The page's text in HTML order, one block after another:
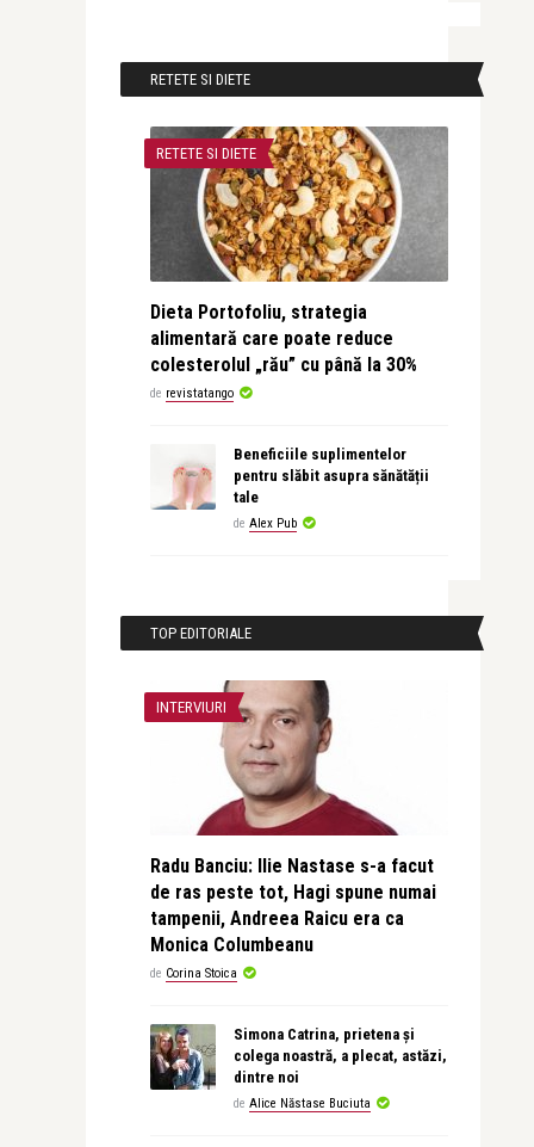
RETETE SI DIETE
RETETE SI DIETE
Dieta Portofoliu, strategia
alimentară care poate reduce
colesterolul „rău” cu până la 30%
de revistatango
Beneficiile suplimentelor
pentru slăbit asupra sănătății
tale
de Alex Pub
TOP EDITORIALE
INTERVIURI
Radu Banciu: Ilie Nastase s-a facut
de ras peste tot, Hagi spune numai
tampenii, Andreea Raicu era ca
Monica Columbeanu
de Corina Stoica
Simona Catrina, prietena și
colega noastră, a plecat, astăzi,
dintre noi
de Alice Năstase Buciuta